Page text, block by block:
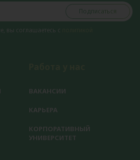
Подписаться
вы соглашаетесь с
ВАКАНСИИ
КАРЬЕРА
КОРПОРАТИВНЫЙ
УНИВЕРСИТЕТ